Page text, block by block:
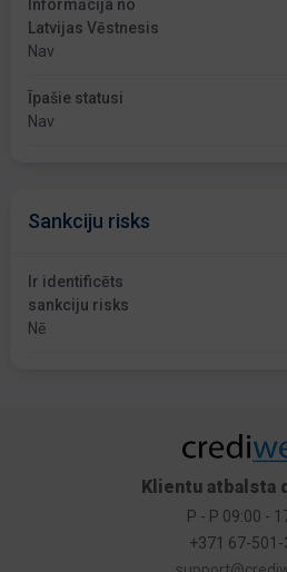
Informācija no
Latvijas Vēstnesis
Nav
Īpašie statusi
Nav
Sankciju risks
Ir identificēts
sankciju risks
Nē
Klientu atbalsta
P - P 09:00 -
+371 67-501-